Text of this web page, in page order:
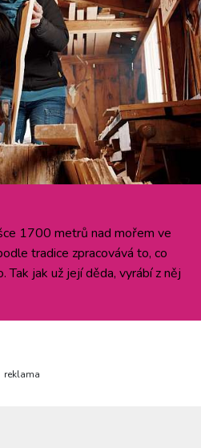
1700 metrů nad mořem ve
tradice zpracovává to, co
jak už její děda, vyrábí z něj
reklama